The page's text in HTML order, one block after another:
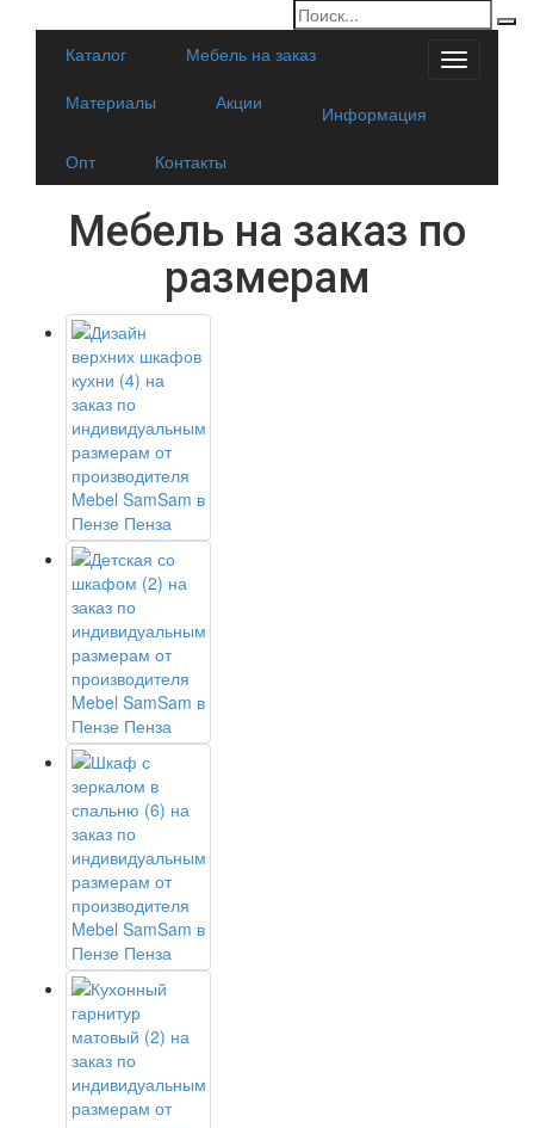
Categories
Каталог
Мебель на заказ
Материалы
Акции
Информация
Опт
Контакты
Мебель на заказ по
размерам